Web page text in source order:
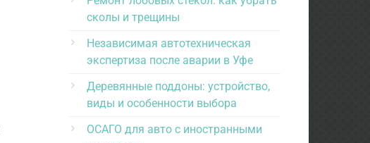
сколы и трещины
Независимая автотехническая
экспертиза после аварии в Уфе
Деревянные поддоны: устройство,
виды и особенности выбора
ОСАГО для авто с иностранными